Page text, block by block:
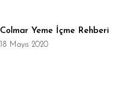
Colmar Yeme İçme Rehberi
18 Mayıs 2020